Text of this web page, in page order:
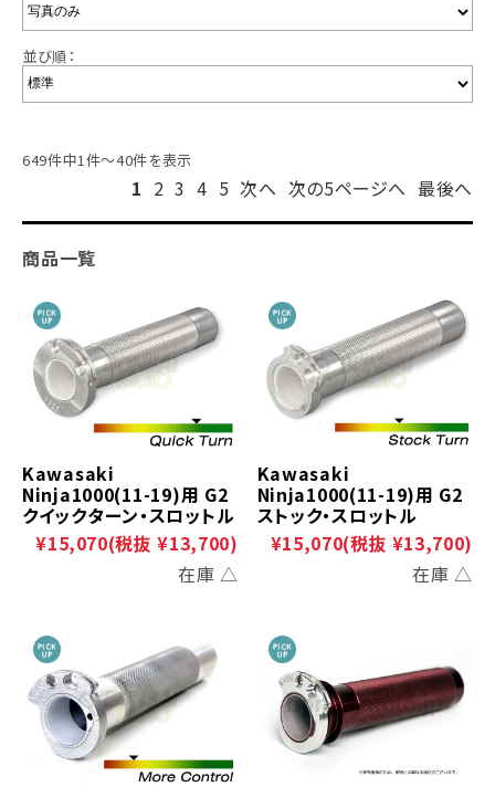
並び順：
649件中1件～40件を表示
1 2 3 4 5 次へ 次の5ページへ 最後へ
商品一覧
Kawasaki
Ninja1000(11-19)用 G2
クイックターン・スロットル
¥15,070(税抜 ¥13,700)
在庫 △
Kawasaki
Ninja1000(11-19)用 G2
ストック・スロットル
¥15,070(税抜 ¥13,700)
在庫 △